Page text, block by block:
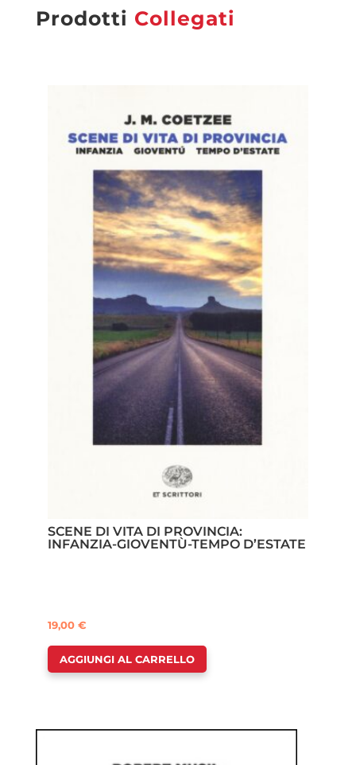
Prodotti Collegati
SCENE DI VITA DI PROVINCIA:
INFANZIA-GIOVENTÙ-TEMPO D’ESTATE
19,00 €
AGGIUNGI AL CARRELLO